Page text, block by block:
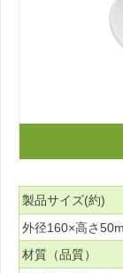
製品サイズ(約)
外径160×高さ
材質（品質）